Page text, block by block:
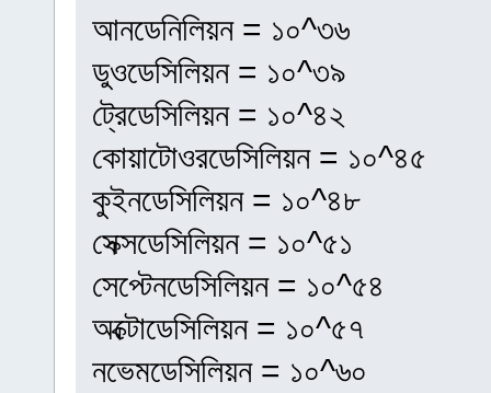
আনডেনিলিয়ন = ১০^৩৬
ডুওডেসিলিয়ন = ১০^৩৯
ট্রেডেসিলিয়ন = ১০^৪২
কোয়াটোওরডেসিলিয়ন = ১০^৪৫
কুইনডেসিলিয়ন = ১০^৪৮
সেক্সডেসিলিয়ন = ১০^৫১
সেপ্টেনডেসিলিয়ন = ১০^৫৪
অক্টোডেসিলিয়ন = ১০^৫৭
নভেমডেসিলিয়ন = ১০^৬০